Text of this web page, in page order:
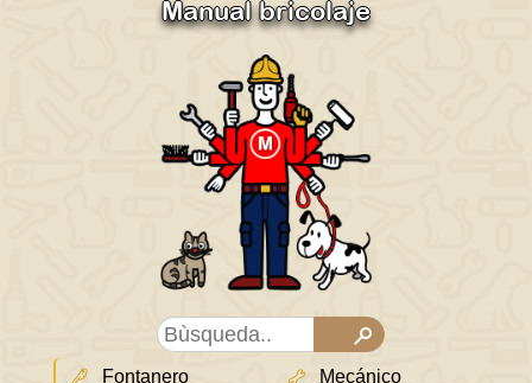
Manual bricolaje
Fontanero
Mecánico